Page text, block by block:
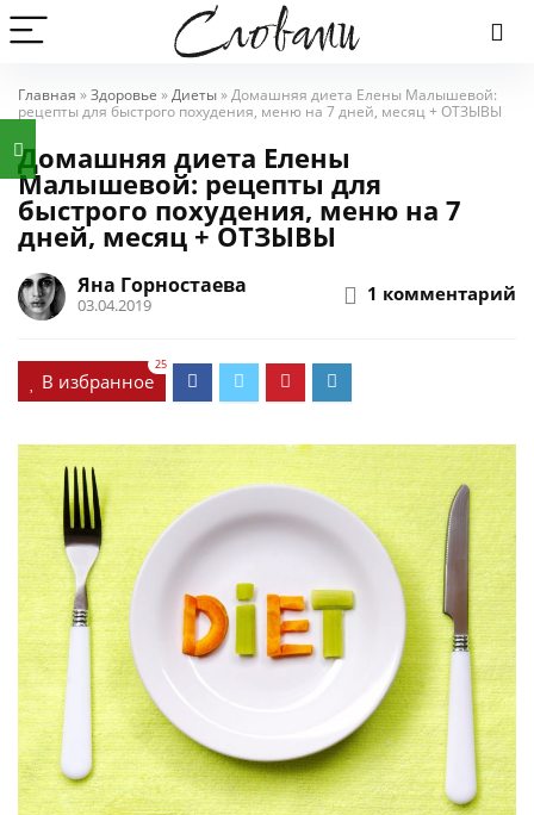
Главная »Здоровье »Диеты»Домашняя диета Елены Малышевой:
рецепты для быстрого похудения, меню на 7 дней, месяц + ОТЗЫВЫ
Домашняя диета Елены
Малышевой: рецепты для
быстрого похудения, меню на 7
дней, месяц + ОТЗЫВЫ
Яна Горностаева
03.04.2019 1 комментарий
В избранное
25